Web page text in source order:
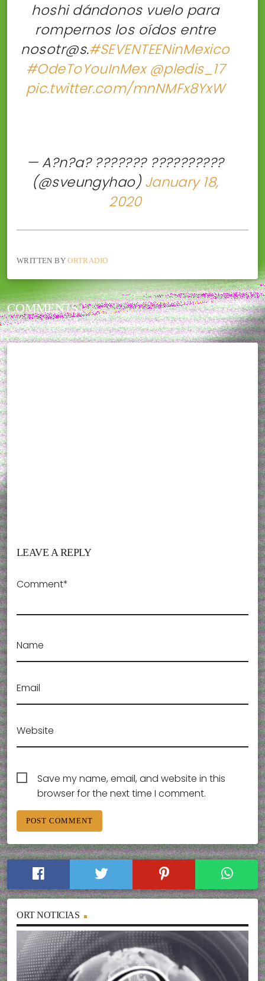
hoshi dándonos vuelo para
rompernos los oídos entre
nosotr@s.#SEVENTEENinMexico
#OdeToYouInMex @pledis_17
pic.twitter.com/mnNMFx8YxW
— A?n?a? ??????? ??????????
(@sveungyhao)January 18,
2020
WRITTEN BYORTRADIO
COMMENTS
THIS POST CURRENTLY HAS NO COMMENTS.
LEAVE A REPLY
Comment*
Name
Email
Website
Save my name, email, and website in this
browser for the next time I comment.
ORT NOTICIAS